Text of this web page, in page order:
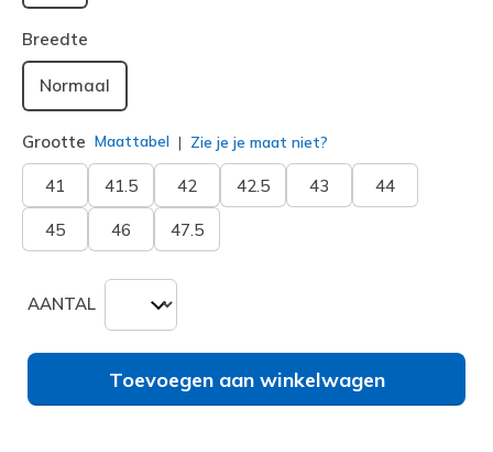
geselecteerd
Breedte
Normaal
Grootte Maattabel Zie je je maat niet?
41 41.5 42 42.5 43 44
45 46 47.5
AANTAL
Toevoegen aan winkelwagen